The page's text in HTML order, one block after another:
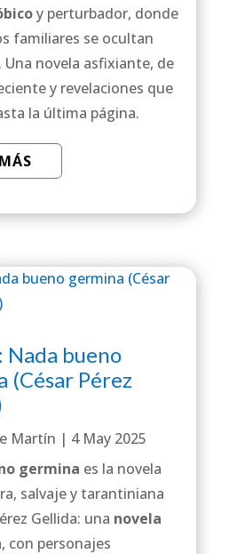
y perturbador, donde
familiares se ocultan
Una novela asfixiante, de
y revelaciones que
la última página.
Nada bueno
(César Pérez
Martín | 4 May 2025
germina es la novela
salvaje y tarantiniana
Gellida: una novela
, con personajes